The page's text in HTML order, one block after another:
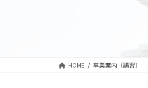
HOME 事業案内（講習）